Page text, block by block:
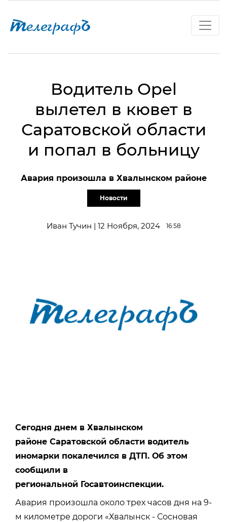
Водитель Opel
вылетел в кювет в
Саратовской области
и попал в больницу
Авария произошла в Хвалынском районе
Новости
Иван Тучин | 12 Ноября, 2024 16:58
Сегодня днем в Хвалынском
районе Саратовской области водитель
иномарки покалечился в ДТП. Об этом
сообщили в
региональной Госавтоинспекции.
Авария произошла около трех часов дня на 9-
м километре дороги «Хвалынск - Сосновая